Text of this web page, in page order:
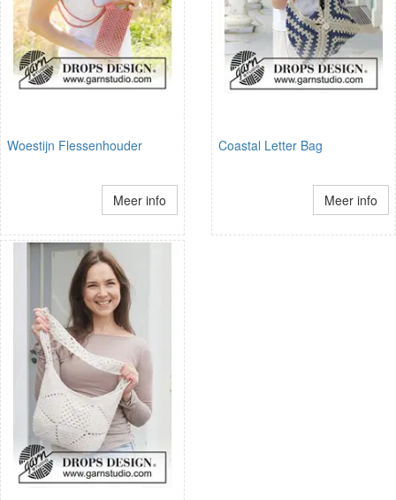
Woestijn Flessenhouder
Meer info
Coastal Letter Bag
Meer info